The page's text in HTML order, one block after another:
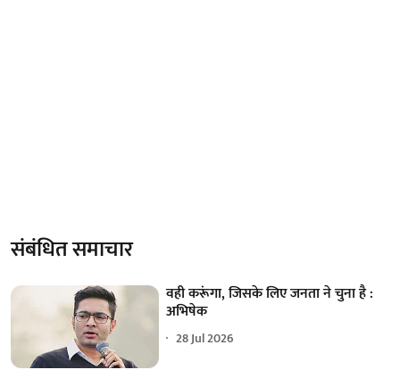
संबंधित समाचार
वही करूंगा, जिसके लिए जनता ने चुना है :
अभिषेक
28 Jul 2026